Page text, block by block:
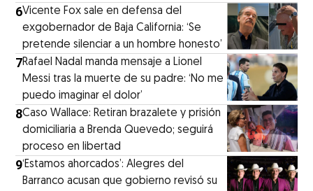
6Vicente Fox sale en defensa del
exgobernador de Baja California: ‘Se
pretende silenciar a un hombre honesto’
7Rafael Nadal manda mensaje a Lionel
Messi tras la muerte de su padre: ‘No me
puedo imaginar el dolor’
8Caso Wallace: Retiran brazalete y prisión
domiciliaria a Brenda Quevedo; seguirá
proceso en libertad
9‘Estamos ahorcados’: Alegres del
Barranco acusan que gobierno revisó su